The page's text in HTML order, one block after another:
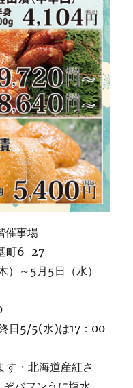
催事場
町6-27
～5月5日（水）
日5/5(水)は17：00
す・北海道産紅さ